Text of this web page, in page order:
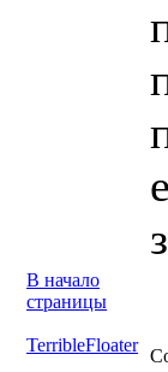
В начало
страницы
TerribleFloater